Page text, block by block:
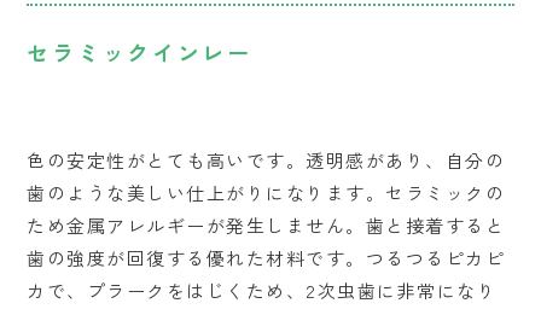
セラミックインレー
色の安定性がとても高いです。透明感があり、自分の
歯のような美しい仕上がりになります。セラミックの
ため金属アレルギーが発生しません。歯と接着すると
歯の強度が回復する優れた材料です。つるつるピカピ
カで、プラークをはじくため、2次虫歯に非常になり